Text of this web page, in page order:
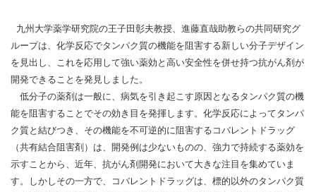
九州大学薬学研究院の王子田彰夫教授、進藤直哉助教らの共同研究グ
ループは、化学反応でタンパク質の機能を阻害する新しい分子デザイン
を見出し、これを応用して強い薬効と高い安全性を併せ持つ抗がん剤が
開発できることを発見しました。
低分子の薬剤は一般に、病気を引き起こす原因となるタンパク質の機
能を阻害することでその効き目を発揮します。化学反応によってタンパ
ク質と結びつき、その機能を不可逆的に阻害するコバレントドラッグ
（共有結合阻害剤）は、開発例は少ないものの、強力で持続する薬効を
示すことから、近年、抗がん剤開発において大きな注目を集めていま
す。しかしその一方で、コバレントドラッグは、標的以外のタンパク質